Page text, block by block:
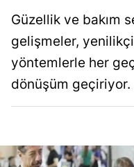
Güzellik ve bakım
gelişmeler,
yöntemlerle her
dönüşüm geçiriyor.